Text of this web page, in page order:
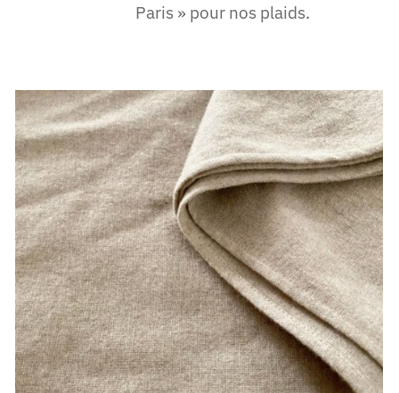
Paris » pour nos plaids.